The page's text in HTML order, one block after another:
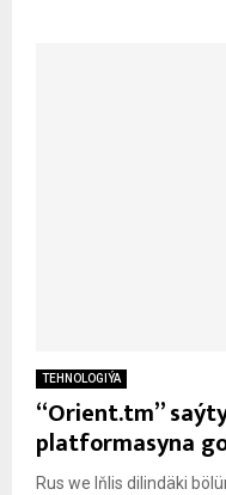
TEHNOLOGIÝA
“Orient.tm”
platformasyna
Rus we Iňlis dilindäki